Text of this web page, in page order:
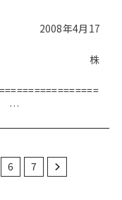
月17
…
6 7